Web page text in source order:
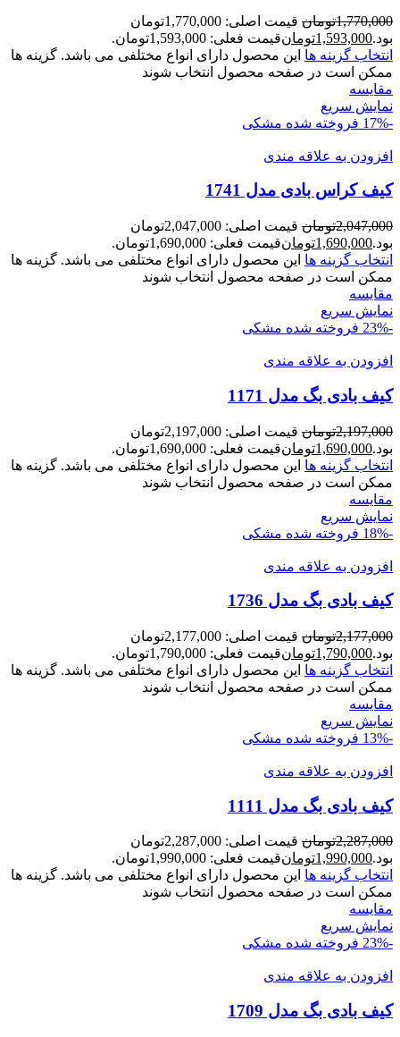
1,770,000تومان
قیمت اصلی: 1,770,000تومان
بود.1,593,000تومانقیمت فعلی: 1,593,000تومان.
انتخاب گزینه ها این محصول دارای انواع مختلفی می باشد. گزینه ها
ممکن است در صفحه محصول انتخاب شوند
مقايسه
نمایش سریع
-17%
فروخته شده مشکی
افزودن به علاقه مندی
کیف کراس بادی مدل 1741
2,047,000تومان
قیمت اصلی: 2,047,000تومان
بود.1,690,000تومانقیمت فعلی: 1,690,000تومان.
انتخاب گزینه ها این محصول دارای انواع مختلفی می باشد. گزینه ها
ممکن است در صفحه محصول انتخاب شوند
مقايسه
نمایش سریع
-23%
فروخته شده مشکی
افزودن به علاقه مندی
کیف بادی بگ مدل 1171
2,197,000تومان
قیمت اصلی: 2,197,000تومان
بود.1,690,000تومانقیمت فعلی: 1,690,000تومان.
انتخاب گزینه ها این محصول دارای انواع مختلفی می باشد. گزینه ها
ممکن است در صفحه محصول انتخاب شوند
مقايسه
نمایش سریع
-18%
فروخته شده مشکی
افزودن به علاقه مندی
کیف بادی بگ مدل 1736
2,177,000تومان
قیمت اصلی: 2,177,000تومان
بود.1,790,000تومانقیمت فعلی: 1,790,000تومان.
انتخاب گزینه ها این محصول دارای انواع مختلفی می باشد. گزینه ها
ممکن است در صفحه محصول انتخاب شوند
مقايسه
نمایش سریع
-13%
فروخته شده مشکی
افزودن به علاقه مندی
کیف بادی بگ مدل 1111
2,287,000تومان
قیمت اصلی: 2,287,000تومان
بود.1,990,000تومانقیمت فعلی: 1,990,000تومان.
انتخاب گزینه ها این محصول دارای انواع مختلفی می باشد. گزینه ها
ممکن است در صفحه محصول انتخاب شوند
مقايسه
نمایش سریع
-23%
فروخته شده مشکی
افزودن به علاقه مندی
کیف بادی بگ مدل 1709